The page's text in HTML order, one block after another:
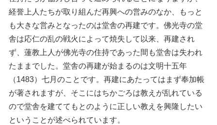
経誉上人たちが取り組んだ再興への営みのなか、もっと
も大きな営みとなったのは堂舎の再建です。佛光寺の堂
舎は応仁の乱の戦火によって焼失して以来、再建され
ず、蓮教上人が佛光寺の住持であった間も堂舎は失われ
たままでした。堂舎の再建が始まるのは文明十五年
（1483）七月のことです。再建にあたってはまず奉加帳
が著されますが、そこにはちかごろは教えが乱れている
ので堂舎を建ててもとのように正しい教えを興隆したい
ということが述べられています。